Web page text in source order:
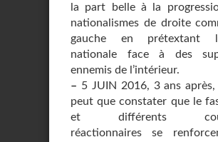
la part belle à la
nationalismes de droite
gauche en prétextant
nationale face à des
ennemis de l’intérieur.
– 5 JUIN 2016, 3 ans
peut que constater que le
et différents
réactionnaires se